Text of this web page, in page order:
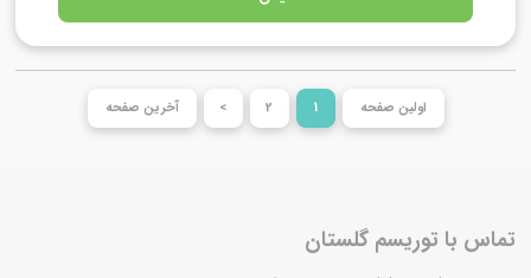
اولین صفحه 1
2
> آخرین صفحه
تماس با توریسم گلستان